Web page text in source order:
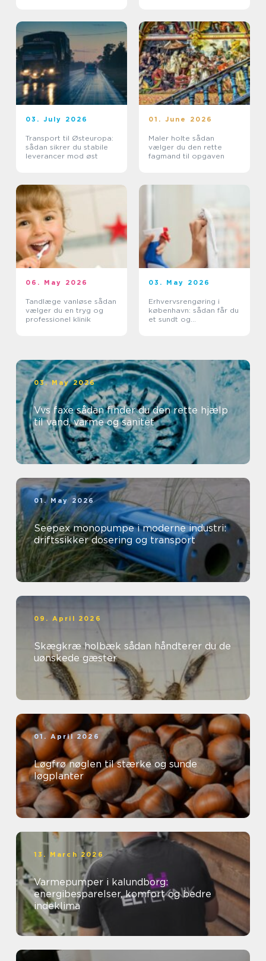
03. July 2026
Transport til Østeuropa:
sådan sikrer du stabile
leverancer mod øst
01. June 2026
Maler holte sådan
vælger du den rette
fagmand til opgaven
06. May 2026
Tandlæge vanløse sådan
vælger du en tryg og
professionel klinik
03. May 2026
Erhvervsrengøring i
københavn: sådan får du
et sundt og
03. May 2026
Vvs faxe sådan finder du den rette hjælp
til vand, varme og sanitet
01. May 2026
Seepex monopumpe i moderne industri:
driftssikker dosering og transport
09. April 2026
Skægkræ holbæk sådan håndterer du de
uønskede gæster
01. April 2026
Løgfrø nøglen til stærke og sunde
løgplanter
13. March 2026
Varmepumper i kalundborg:
energibesparelser, komfort og bedre
indeklima